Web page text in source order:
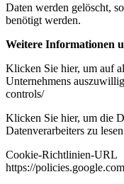
Daten werden gelöscht,
benötigt werden.
Weitere Informationen
Klicken Sie hier, um auf
Unternehmens
controls/
Klicken Sie hier, um die
Datenverarbeiters zu
Cookie-Richtlinien-URL
https://